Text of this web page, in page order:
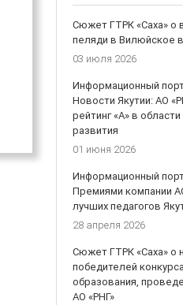
Сюжет ГТРК «Саха» о
пеляди в Вилюйское
03 июля 2026
Информационный
Новости Якутии: АО
рейтинг «А» в
развития
01 июня 2026
Информационный
Премиями компании
лучших педагогов
28 апреля 2026
Сюжет ГТРК «Саха» о
победителей
образования,
АО «РНГ»